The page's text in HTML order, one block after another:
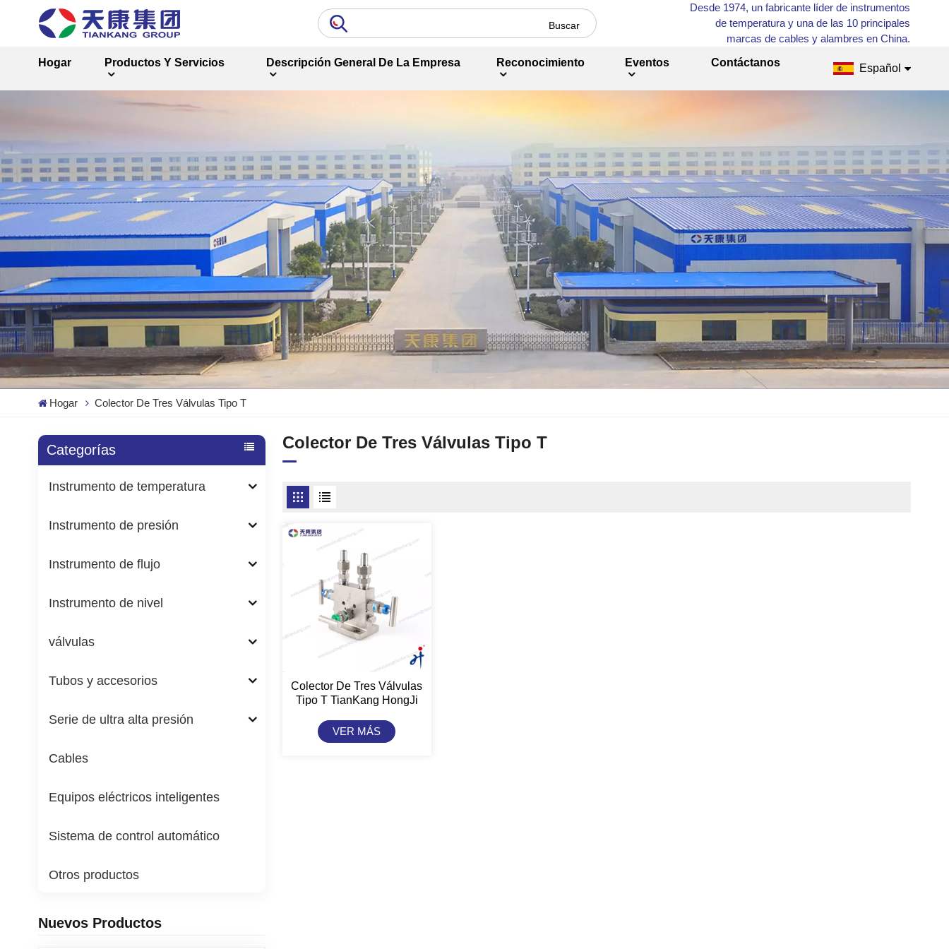
Desde 1974, un fabricante líder de instrumentos
de temperatura y una de las 10 principales
marcas de cables y alambres en China.
Hogar
Productos Y Servicios Descripción General De La Empresa Reconocimiento Eventos Contáctanos Español
Français
Русский
Español
Hogar Colector De Tres Válvulas Tipo T
Categorías
Instrumento de temperatura
Instrumento de presión
Instrumento de flujo
Instrumento de nivel
válvulas
Tubos y accesorios
Serie de ultra alta presión
Cables
Equipos eléctricos inteligentes
Sistema de control automático
Otros productos
Nuevos Productos
Colector De Tres Válvulas Tipo T
Colector De Tres Válvulas
Tipo T TianKang HongJi
VER MÁS